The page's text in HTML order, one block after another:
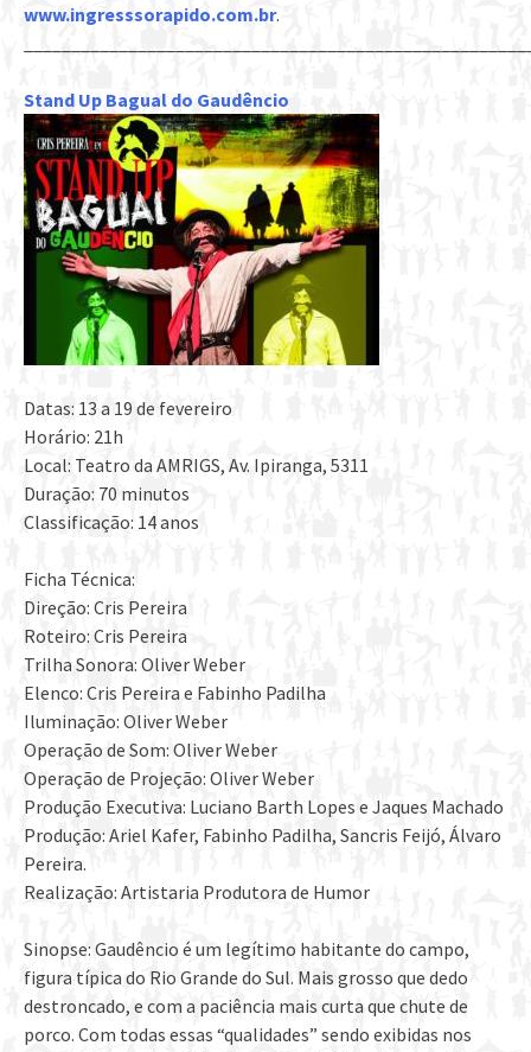
www.ingresssorapido.com.br.
Stand Up Bagual do Gaudêncio
Datas: 13 a 19 de fevereiro
Horário: 21h
Local: Teatro da AMRIGS, Av. Ipiranga, 5311
Duração: 70 minutos
Classificação: 14 anos
Ficha Técnica:
Direção: Cris Pereira
Roteiro: Cris Pereira
Trilha Sonora: Oliver Weber
Elenco: Cris Pereira e Fabinho Padilha
Iluminação: Oliver Weber
Operação de Som: Oliver Weber
Operação de Projeção: Oliver Weber
Produção Executiva: Luciano Barth Lopes e Jaques Machado
Produção: Ariel Kafer, Fabinho Padilha, Sancris Feijó, Álvaro
Pereira.
Realização: Artistaria Produtora de Humor
Sinopse: Gaudêncio é um legítimo habitante do campo,
figura típica do Rio Grande do Sul. Mais grosso que dedo
destroncado, e com a paciência mais curta que chute de
porco. Com todas essas “qualidades” sendo exibidas nos